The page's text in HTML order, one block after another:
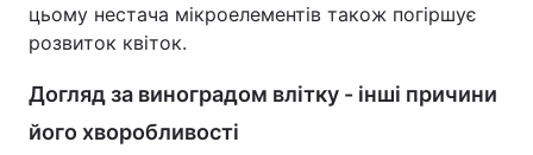
цьому нестача мікроелементів також погіршує
розвиток квіток.
Догляд за виноградом влітку - інші причини
його хворобливості